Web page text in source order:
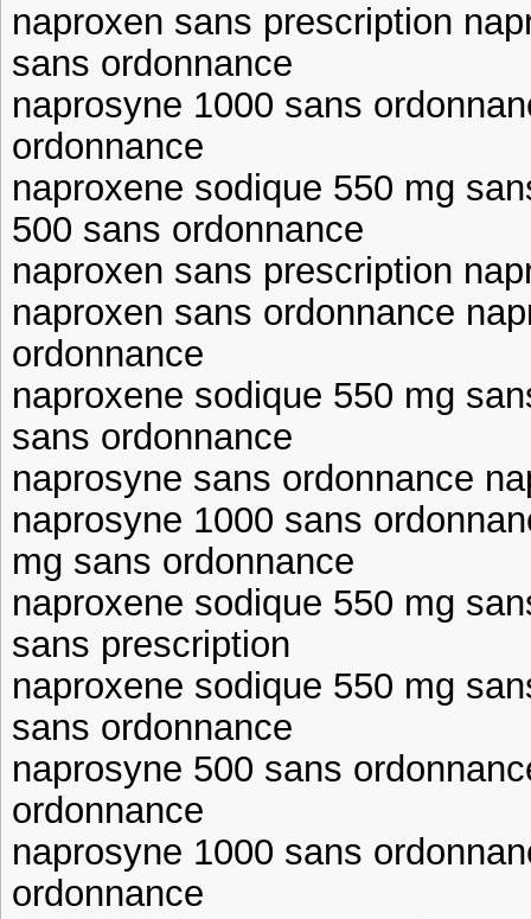
naproxen sans prescription
sans ordonnance
naprosyne 1000 sans
ordonnance
naproxene sodique 550 mg
500 sans ordonnance
naproxen sans prescription
naproxen sans ordonnance
ordonnance
naproxene sodique 550 mg
sans ordonnance
naprosyne sans ordonnance
naprosyne 1000 sans
mg sans ordonnance
naproxene sodique 550 mg
sans prescription
naproxene sodique 550 mg
sans ordonnance
naprosyne 500 sans
ordonnance
naprosyne 1000 sans
ordonnance